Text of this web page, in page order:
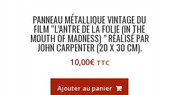
PANNEAU MÉTALLIQUE VINTAGE DU
FILM “L’ANTRE DE LA FOLIE (IN THE
MOUTH OF MADNESS) ” RÉALISÉ PAR
JOHN CARPENTER (20 X 30 CM).
10,00€ TTC
Ajouter au panier